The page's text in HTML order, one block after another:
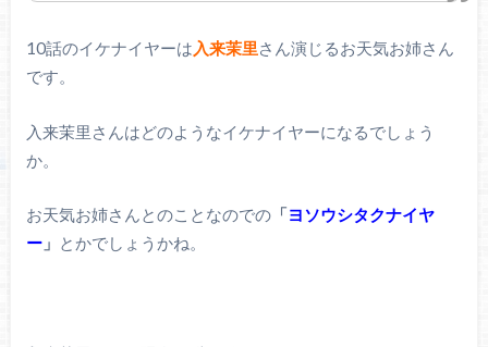
10話のイケナイヤーは 入来茉里さん演じるお天気お姉さん
です。
入来茉里さんはどのようなイケナイヤーになるでしょう
か。
お天気お姉さんとのことなのでの「ヨソウシタクナイヤ
ー」 とかでしょうかね。